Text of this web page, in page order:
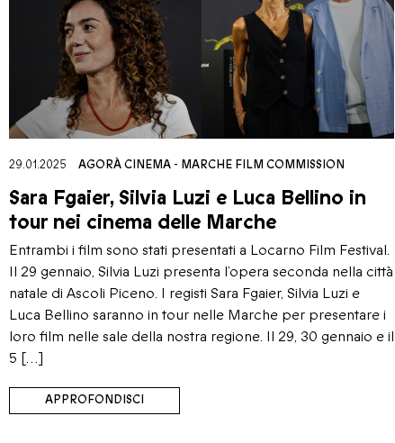
29.01.2025 AGORÀ CINEMA- MARCHE FILM COMMISSION
Sara Fgaier, Silvia Luzi e Luca Bellino in
tour nei cinema delle Marche
Entrambi i film sono stati presentati a Locarno Film Festival.
Il 29 gennaio, Silvia Luzi presenta l’opera seconda nella città
natale di Ascoli Piceno. I registi Sara Fgaier, Silvia Luzi e
Luca Bellino saranno in tour nelle Marche per presentare i
loro film nelle sale della nostra regione. Il 29, 30 gennaio e il
5 […]
APPROFONDISCI